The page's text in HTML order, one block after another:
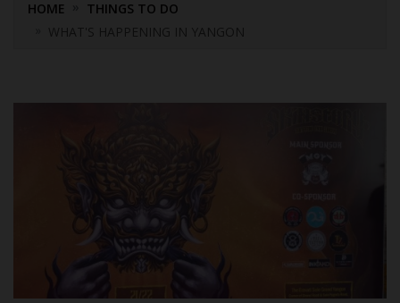
HOME
THINGS TO DO
WHAT'S HAPPENING IN YANGON